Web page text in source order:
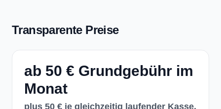
Transparente Preise
ab 50 € Grundgebühr im
Monat
plus 50 € je gleichzeitig laufender Kasse.